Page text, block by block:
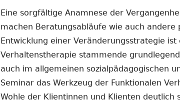
Eine sorgfältige Anamnese der
machen Beratungsabläufe wie auch andere
Entwicklung einer Veränderungsstrategie ist
Verhaltenstherapie stammende
auch im allgemeinen sozialpädagogischen
Seminar das Werkzeug der Funktionalen
Wohle der Klientinnen und Klienten